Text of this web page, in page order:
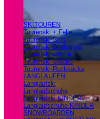
SKITOUREN
Tourenski + Felle
Tourenski-Sets
Tourenski-Bindungen
Tourenskischuhe
Tourenski Stöcke
Tourenski-Rucksäcke
LANGLAUFEN
Langlaufski
Langlaufschuhe
Langlaufski KINDER
Langlaufschuhe KINDER
SNOWBOARDEN